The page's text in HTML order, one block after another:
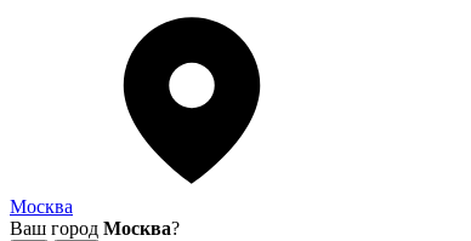
Москва
Ваш город Москва?